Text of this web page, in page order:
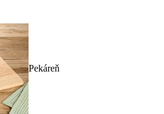
Pekáreň